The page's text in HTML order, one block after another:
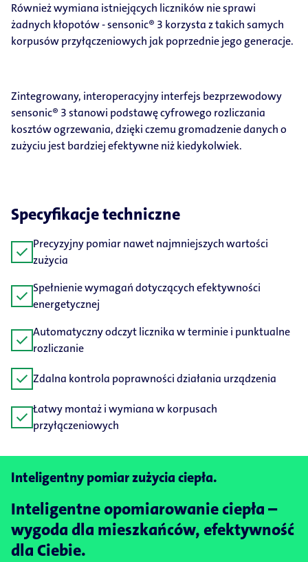
Również wymiana istniejących liczników nie sprawi
żadnych kłopotów - sensonic® 3 korzysta z takich samych
korpusów przyłączeniowych jak poprzednie jego generacje.
Zintegrowany, interoperacyjny interfejs bezprzewodowy
sensonic® 3 stanowi podstawę cyfrowego rozliczania
kosztów ogrzewania, dzięki czemu gromadzenie danych o
zużyciu jest bardziej efektywne niż kiedykolwiek.
Specyfikacje techniczne
check Precyzyjny pomiar nawet najmniejszych wartości
zużycia
check Spełnienie wymagań dotyczących efektywności
energetycznej
check Automatyczny odczyt licznika w terminie i punktualne
rozliczanie
check Zdalna kontrola poprawności działania urządzenia
check Łatwy montaż i wymiana w korpusach
przyłączeniowych
Inteligentny pomiar zużycia ciepła.
Inteligentne opomiarowanie ciepła –
wygoda dla mieszkańców, efektywność
dla Ciebie.